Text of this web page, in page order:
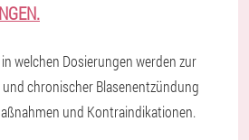
welchen Dosierungen werden zur
chronischer Blasenentzündung
und Kontraindikationen.